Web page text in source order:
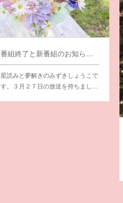
番組終了と新番組のお知らせ！
星読みと夢解きのみずきしょうこで
す。３月２７日の放送を持ちまし…